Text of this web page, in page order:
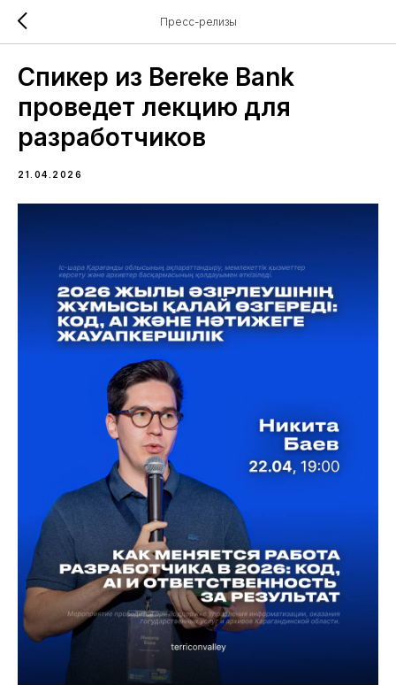
Пресс-релизы
Спикер из Bereke Bank
проведет лекцию для
разработчиков
21.04.2026